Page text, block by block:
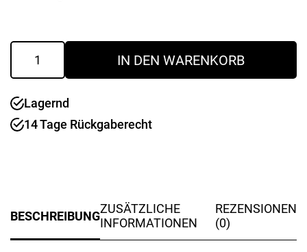
Saugschlauch
29
5
Meter
mit
IN DEN WARENKORB
Lagernd
14 Tage Rückgaberecht
BESCHREIBUNGZUSÄTZLICHE
INFORMATIONEN
REZENSIONEN
(0)